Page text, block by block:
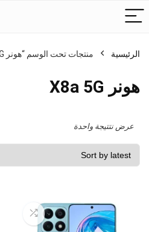
الرئيسية منتجات تحت الوسم “هونر X8a 5G”
هونر X8a 5G
عرض نتتيجة واحدة